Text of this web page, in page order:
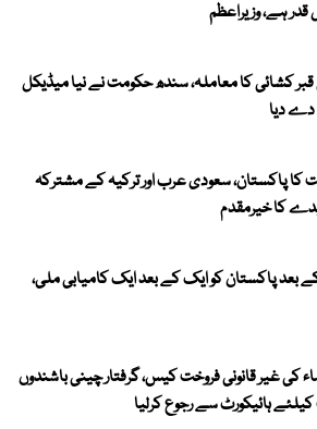
قدر ہے، وزیراعظم
کشائی کا معاملہ، سندھ حکومت نے نیا میڈیکل
دے دیا
پاکستان، سعودی عرب اور ترکیہ کے مشترکہ
کا خیرمقدم
بعد پاکستان کو ایک کے بعد ایک کامیابی ملی،
کی غیر قانونی فروخت کیس، گرفتار چینی باشندوں
ہائیکورٹ سے رجوع کرلیا